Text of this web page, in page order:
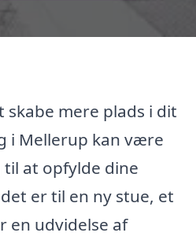
mere plads i dit
i Mellerup kan være
at opfylde dine
er til en ny stue, et
en udvidelse af